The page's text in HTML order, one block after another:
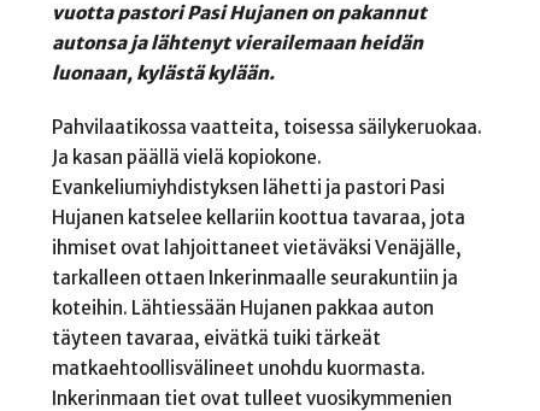
vuotta pastori Pasi Hujanen on pakannut
autonsa ja lähtenyt vierailemaan heidän
luonaan, kylästä kylään.
Pahvilaatikossa vaatteita, toisessa säilykeruokaa.
Ja kasan päällä vielä kopiokone.
Evankeliumiyhdistyksen lähetti ja pastori Pasi
Hujanen katselee kellariin koottua tavaraa, jota
ihmiset ovat lahjoittaneet vietäväksi Venäjälle,
tarkalleen ottaen Inkerinmaalle seurakuntiin ja
koteihin. Lähtiessään Hujanen pakkaa auton
täyteen tavaraa, eivätkä tuiki tärkeät
matkaehtoollisvälineet unohdu kuormasta.
Inkerinmaan tiet ovat tulleet vuosikymmenien